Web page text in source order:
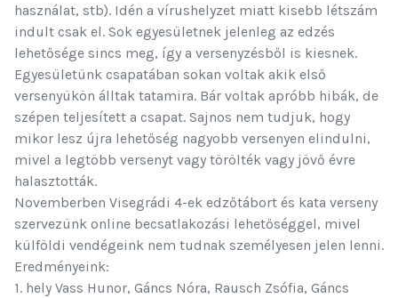
használat, stb). Idén a vírushelyzet miatt kisebb létszám
indult csak el. Sok egyesületnek jelenleg az edzés
lehetősége sincs meg, így a versenyzésből is kiesnek.
Egyesületünk csapatában sokan voltak akik első
versenyükön álltak tatamira. Bár voltak apróbb hibák, de
szépen teljesített a csapat. Sajnos nem tudjuk, hogy
mikor lesz újra lehetőség nagyobb versenyen elindulni,
mivel a legtöbb versenyt vagy törölték vagy jövő évre
halasztották.
Novemberben Visegrádi 4-ek edzőtábort és kata verseny
szervezünk online becsatlakozási lehetőséggel, mivel
külföldi vendégeink nem tudnak személyesen jelen lenni.
Eredményeink:
1. hely Vass Hunor, Gáncs Nóra, Rausch Zsófia, Gáncs